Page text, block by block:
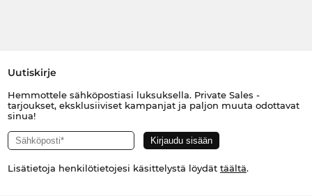
Uutiskirje
Hemmottele sähköpostiasi luksuksella. Private Sales -
tarjoukset, eksklusiiviset kampanjat ja paljon muuta odottavat
sinua!
Lisätietoja henkilötietojesi käsittelystä löydät täältä.